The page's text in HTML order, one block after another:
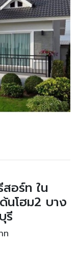
อร์ท ใน
นโฮม2 บาง
รี
ท